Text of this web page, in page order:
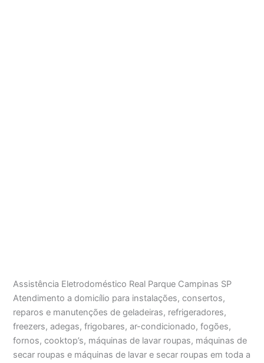
Assistência Eletrodoméstico Real Parque Campinas SP
Atendimento a domicílio para instalações, consertos,
reparos e manutenções de geladeiras, refrigeradores,
freezers, adegas, frigobares, ar-condicionado, fogões,
fornos, cooktop’s, máquinas de lavar roupas, máquinas de
secar roupas e máquinas de lavar e secar roupas em toda a